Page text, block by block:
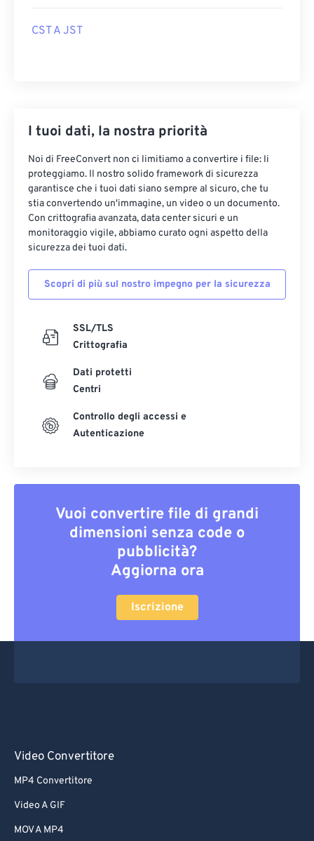
CST A JST
I tuoi dati, la nostra priorità
Noi di FreeConvert non ci limitiamo a convertire i file: li
proteggiamo. Il nostro solido framework di sicurezza
garantisce che i tuoi dati siano sempre al sicuro, che tu
stia convertendo un'immagine, un video o un documento.
Con crittografia avanzata, data center sicuri e un
monitoraggio vigile, abbiamo curato ogni aspetto della
sicurezza dei tuoi dati.
Scopri di più sul nostro impegno per la sicurezza
SSL/TLS
Crittografia
Dati protetti
Centri
Controllo degli accessi e
Autenticazione
Vuoi convertire file di grandi
dimensioni senza code o
pubblicità?
Aggiorna ora
Iscrizione
Video Convertitore
MP4 Convertitore
Video A GIF
MOV A MP4